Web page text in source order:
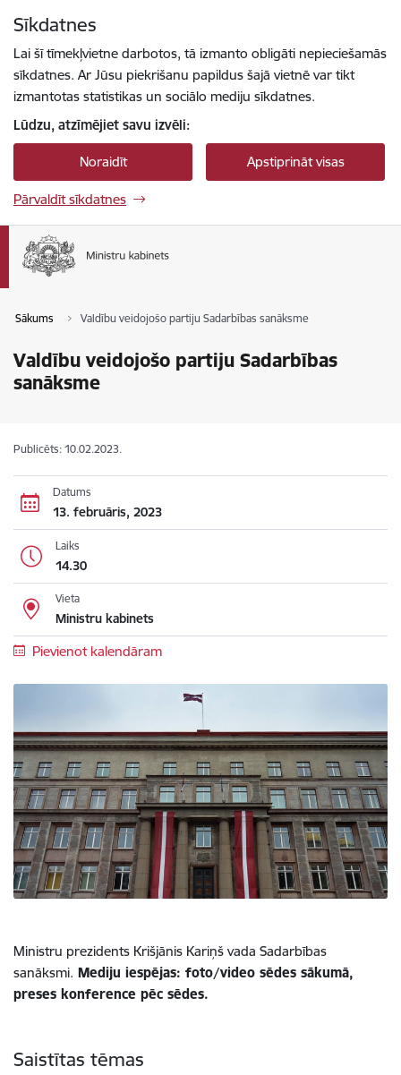
Sīkdatnes
Lai šī tīmekļvietne darbotos, tā izmanto obligāti nepieciešamās
sīkdatnes. Ar Jūsu piekrišanu papildus šajā vietnē var tikt
izmantotas statistikas un sociālo mediju sīkdatnes.
Lūdzu, atzīmējiet savu izvēli:
Noraidīt Apstiprināt visas
Pārvaldīt sīkdatnes
Sākums Valdību veidojošo partiju Sadarbības sanāksme
Valdību veidojošo partiju Sadarbības
sanāksme
Publicēts: 10.02.2023.
Datums
13. februāris, 2023
Laiks
14.30
Vieta
Ministru kabinets
Pievienot kalendāram
Ministru prezidents Krišjānis Kariņš vada Sadarbības
sanāksmi. Mediju iespējas: foto/video sēdes sākumā,
preses konference pēc sēdes.
Saistītas tēmas